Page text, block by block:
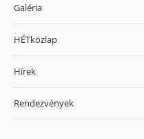
Galéria
HÉTközlap
Hírek
Rendezvények